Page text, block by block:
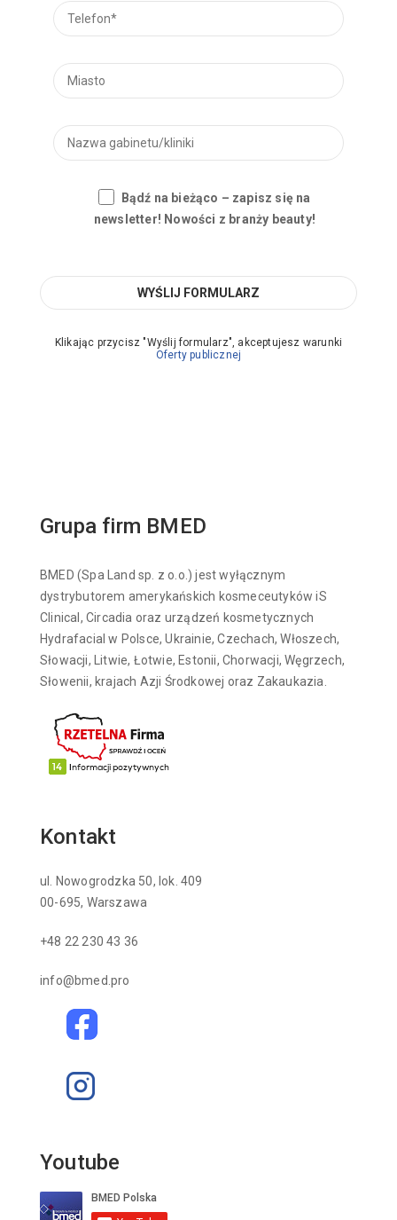
Bądź na bieżąco – zapisz się na
newsletter! Nowości z branży beauty!
Klikając przycisz "Wyślij formularz", akceptujesz warunki
Oferty publicznej
Grupa firm BMED
BMED (Spa Land sp. z o.o.) jest wyłącznym
dystrybutorem amerykańskich kosmeceutyków iS
Clinical, Circadia oraz urządzeń kosmetycznych
Hydrafacial w Polsce, Ukrainie, Czechach, Włoszech,
Słowacji, Litwie, Łotwie, Estonii, Chorwacji, Węgrzech,
Słowenii, krajach Azji Środkowej oraz Zakaukazia.
Kontakt
ul. Nowogrodzka 50, lok. 409
00-695, Warszawa
+48 22 230 43 36
info@bmed.pro
Youtube